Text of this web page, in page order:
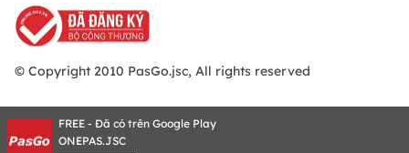
© Copyright 2010 PasGo.jsc, All rights reserved
FREE - Đã có trên Google Play
ONEPAS.JSC